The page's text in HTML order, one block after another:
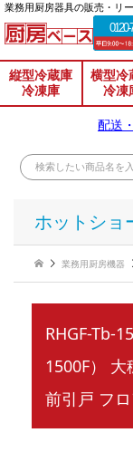
業務⽤厨房器具の販売・リ
0120-
縦型冷蔵庫
冷凍庫
横型冷
冷凍
配送
ホットショ
業務用厨房機器
RHGF-Tb-
1500F）
前引戸 フ